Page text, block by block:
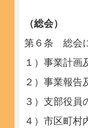
（総会）
第６条 総会
１）事業計画
２）事業報告
３）支部役員
４）市区町村